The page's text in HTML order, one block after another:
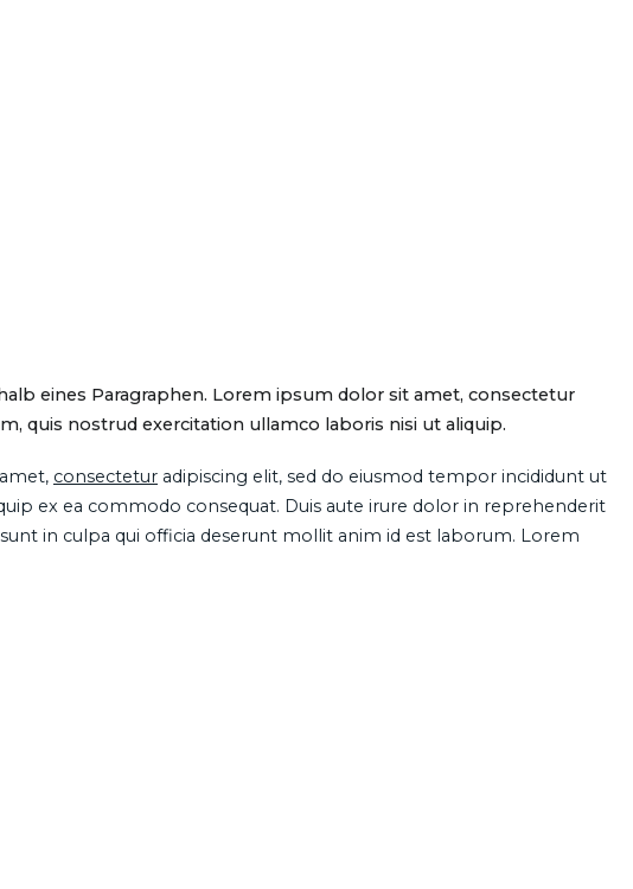
eines Paragraphen. Lorem ipsum dolor sit amet, consectetur
quis nostrud exercitation ullamco laboris nisi ut aliquip.
consectetur adipiscing elit, sed do eiusmod tempor incididunt ut
ex ea commodo consequat. Duis aute irure dolor in reprehenderit
in culpa qui officia deserunt mollit anim id est laborum. Lorem